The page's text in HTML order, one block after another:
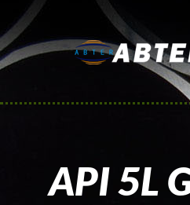
API 5L